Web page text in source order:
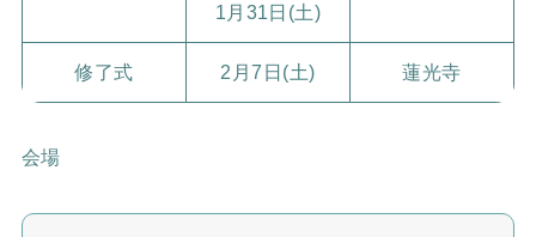
1月31日(土)
修了式 2月7日(土) 蓮光寺
会場